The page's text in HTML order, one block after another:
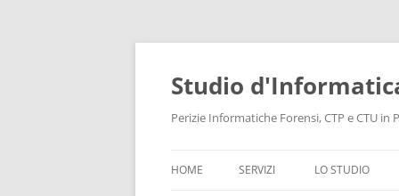
Vai
contenuto
Studio
Perizie Informatiche Forensi, CTP e CTU in
HOME SERVIZI LO STUDIO